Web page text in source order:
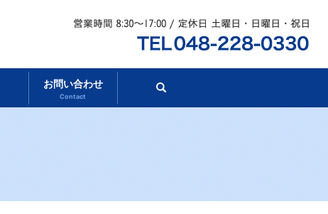
お問い合わせ
Contact search